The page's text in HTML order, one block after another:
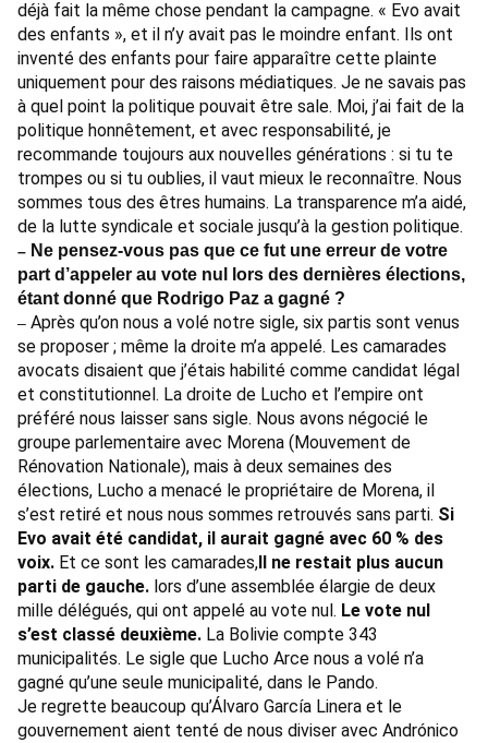
déjà fait la même chose pendant la campagne. « Evo avait
des enfants », et il n’y avait pas le moindre enfant. Ils ont
inventé des enfants pour faire apparaître cette plainte
uniquement pour des raisons médiatiques. Je ne savais pas
à quel point la politique pouvait être sale. Moi, j’ai fait de la
politique honnêtement, et avec responsabilité, je
recommande toujours aux nouvelles générations : si tu te
trompes ou si tu oublies, il vaut mieux le reconnaître. Nous
sommes tous des êtres humains. La transparence m’a aidé,
de la lutte syndicale et sociale jusqu’à la gestion politique.
– Ne pensez-vous pas que ce fut une erreur de votre
part d’appeler au vote nul lors des dernières élections,
étant donné que Rodrigo Paz a gagné ?
– Après qu’on nous a volé notre sigle, six partis sont venus
se proposer ; même la droite m’a appelé. Les camarades
avocats disaient que j’étais habilité comme candidat légal
et constitutionnel. La droite de Lucho et l’empire ont
préféré nous laisser sans sigle. Nous avons négocié le
groupe parlementaire avec Morena (Mouvement de
Rénovation Nationale), mais à deux semaines des
élections, Lucho a menacé le propriétaire de Morena, il
s’est retiré et nous nous sommes retrouvés sans parti. Si
Evo avait été candidat, il aurait gagné avec 60 % des
voix. Et ce sont les camarades, Il ne restait plus aucun
parti de gauche. lors d’une assemblée élargie de deux
mille délégués, qui ont appelé au vote nul. Le vote nul
s’est classé deuxième. La Bolivie compte 343
municipalités. Le sigle que Lucho Arce nous a volé n’a
gagné qu’une seule municipalité, dans le Pando.
Je regrette beaucoup qu’Álvaro García Linera et le
gouvernement aient tenté de nous diviser avec Andrónico